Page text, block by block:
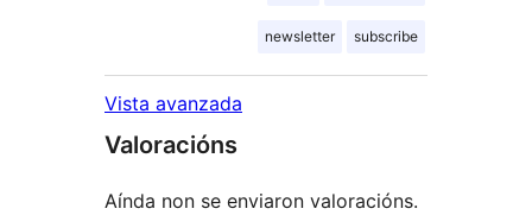
newsletter subscribe
Vista avanzada
Valoracións
Aínda non se enviaron valoracións.